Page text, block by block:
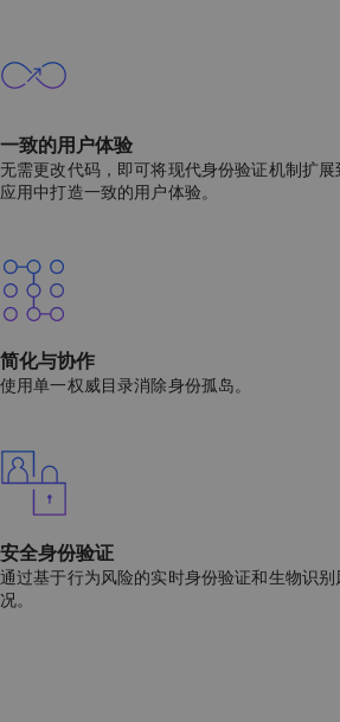
一致的用户体验
无需更改代码，即可将现代身份验证机制扩
应用中打造一致的用户体验。
简化与协作
使用单一权威目录消除身份孤岛。
安全身份验证
通过基于行为风险的实时身份验证和生物识
况。